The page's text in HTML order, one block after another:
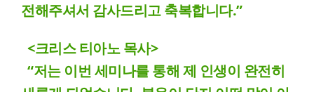
전해주셔서 감사드리고 축복합니다.”
<크리스 티아노 목사>
“저는 이번 세미나를 통해 제 인생이 완전히